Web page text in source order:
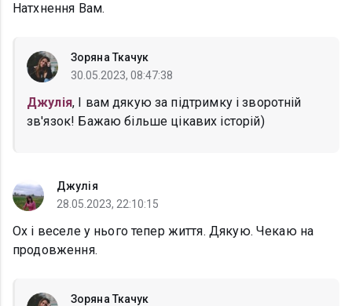
Натхнення Вам.
Зоряна Ткачук
30.05.2023, 08:47:38
Джулія, І вам дякую за підтримку і зворотній
зв'язок! Бажаю більше цікавих історій)
Джулія
28.05.2023, 22:10:15
Ох і веселе у нього тепер життя. Дякую. Чекаю на
продовження.
Зоряна Ткачук